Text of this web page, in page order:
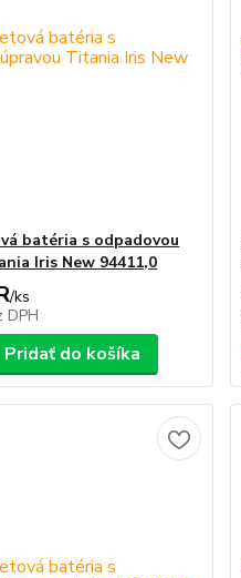
batéria s odpadovou
Iris New 94411,0
/ks
DPH
Pridať do košíka